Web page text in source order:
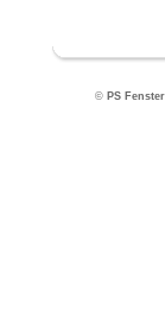
© PS Fenster